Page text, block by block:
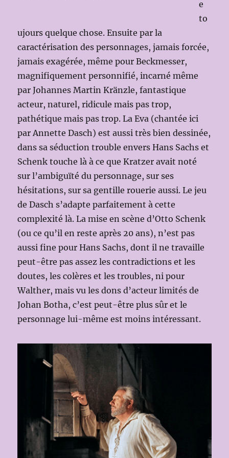
e
to
ujours quelque chose. Ensuite par la
caractérisation des personnages, jamais forcée,
jamais exagérée, même pour Beckmesser,
magnifiquement personnifié, incarné même
par Johannes Martin Kränzle, fantastique
acteur, naturel, ridicule mais pas trop,
pathétique mais pas trop. La Eva (chantée ici
par Annette Dasch) est aussi très bien dessinée,
dans sa séduction trouble envers Hans Sachs et
Schenk touche là à ce que Kratzer avait noté
sur l’ambiguïté du personnage, sur ses
hésitations, sur sa gentille rouerie aussi. Le jeu
de Dasch s’adapte parfaitement à cette
complexité là. La mise en scène d’Otto Schenk
(ou ce qu’il en reste après 20 ans), n’est pas
aussi fine pour Hans Sachs, dont il ne travaille
peut-être pas assez les contradictions et les
doutes, les colères et les troubles, ni pour
Walther, mais vu les dons d’acteur limités de
Johan Botha, c’est peut-être plus sûr et le
personnage lui-même est moins intéressant.